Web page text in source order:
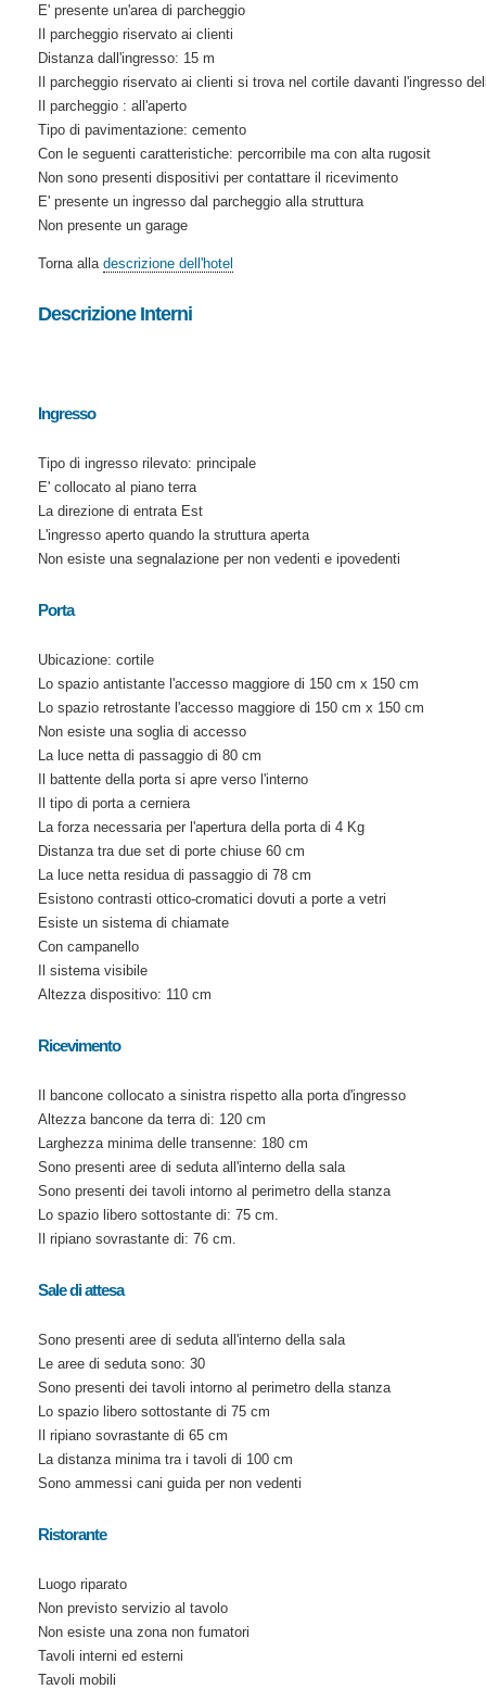
E' presente un'area di parcheggio
Il parcheggio riservato ai clienti
Distanza dall'ingresso: 15 m
Il parcheggio riservato ai clienti si trova nel cortile davanti l'ingresso
Il parcheggio : all'aperto
Tipo di pavimentazione: cemento
Con le seguenti caratteristiche: percorribile ma con alta rugosit
Non sono presenti dispositivi per contattare il ricevimento
E' presente un ingresso dal parcheggio alla struttura
Non presente un garage
Torna alla descrizione dell'hotel
Descrizione Interni
Ingresso
Tipo di ingresso rilevato: principale
E' collocato al piano terra
La direzione di entrata Est
L'ingresso aperto quando la struttura aperta
Non esiste una segnalazione per non vedenti e ipovedenti
Porta
Ubicazione: cortile
Lo spazio antistante l'accesso maggiore di 150 cm x 150 cm
Lo spazio retrostante l'accesso maggiore di 150 cm x 150 cm
Non esiste una soglia di accesso
La luce netta di passaggio di 80 cm
Il battente della porta si apre verso l'interno
Il tipo di porta a cerniera
La forza necessaria per l'apertura della porta di 4 Kg
Distanza tra due set di porte chiuse 60 cm
La luce netta residua di passaggio di 78 cm
Esistono contrasti ottico-cromatici dovuti a porte a vetri
Esiste un sistema di chiamate
Con campanello
Il sistema visibile
Altezza dispositivo: 110 cm
Ricevimento
Il bancone collocato a sinistra rispetto alla porta d'ingresso
Altezza bancone da terra di: 120 cm
Larghezza minima delle transenne: 180 cm
Sono presenti aree di seduta all'interno della sala
Sono presenti dei tavoli intorno al perimetro della stanza
Lo spazio libero sottostante di: 75 cm.
Il ripiano sovrastante di: 76 cm.
Sale di attesa
Sono presenti aree di seduta all'interno della sala
Le aree di seduta sono: 30
Sono presenti dei tavoli intorno al perimetro della stanza
Lo spazio libero sottostante di 75 cm
Il ripiano sovrastante di 65 cm
La distanza minima tra i tavoli di 100 cm
Sono ammessi cani guida per non vedenti
Ristorante
Luogo riparato
Non previsto servizio al tavolo
Non esiste una zona non fumatori
Tavoli interni ed esterni
Tavoli mobili